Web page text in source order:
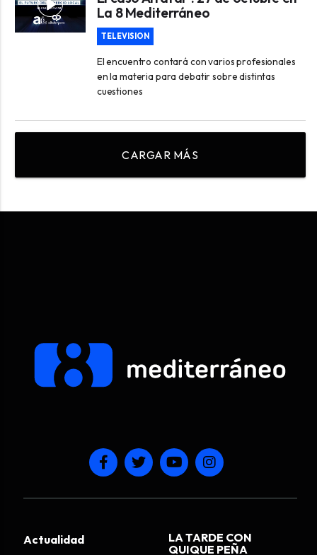
La 8 Mediterráneo
TELEVISION
El encuentro contará con varios profesionales
en la materia para debatir sobre distintas
cuestiones
CARGAR MÁS
Actualidad
LA TARDE CON
QUIQUE PEÑA